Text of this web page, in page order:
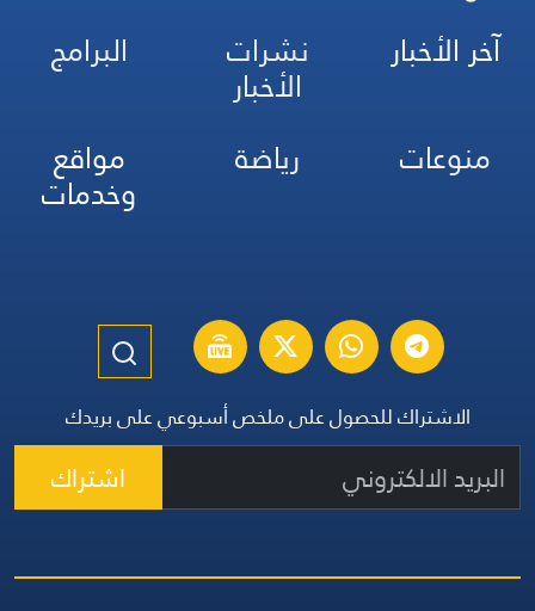
آخر الأخبار نشرات
الأخبار
البرامج
منوعات
رياضة مواقع
وخدمات
الاشتراك للحصول على ملخص أسبوعي على بريدك
اشتراك